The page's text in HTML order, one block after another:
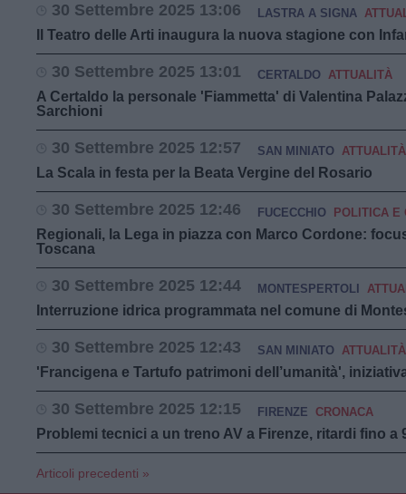
30 Settembre 2025 13:06 LASTRA A SIGNA
Il Teatro delle Arti inaugura la nuova stagione con
30 Settembre 2025 13:01 CERTALDO ATTUALITÀ
A Certaldo la personale 'Fiammetta' di Valentina
Sarchioni
30 Settembre 2025 12:57 SAN MINIATO ATTUALITÀ
La Scala in festa per la Beata Vergine del Rosario
30 Settembre 2025 12:46 FUCECCHIO POLITICA E
Regionali, la Lega in piazza con Marco Cordone:
Toscana
30 Settembre 2025 12:44 MONTESPERTOLI
Interruzione idrica programmata nel comune di
30 Settembre 2025 12:43 SAN MINIATO ATTUALITÀ
'Francigena e Tartufo patrimoni dell’umanità',
30 Settembre 2025 12:15 FIRENZE CRONACA
Problemi tecnici a un treno AV a Firenze, ritardi fino
Articoli precedenti »